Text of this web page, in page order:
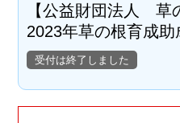
【公益財団法人 草
2023年草の根育成助
受付は終了しました